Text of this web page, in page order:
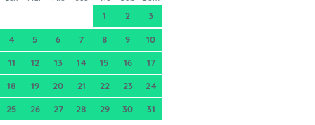
1 2 3
4 5 6 7 8 9 10
11 12 13 14 15 16 17
18 19 20 21 22 23 24
25 26 27 28 29 30 31